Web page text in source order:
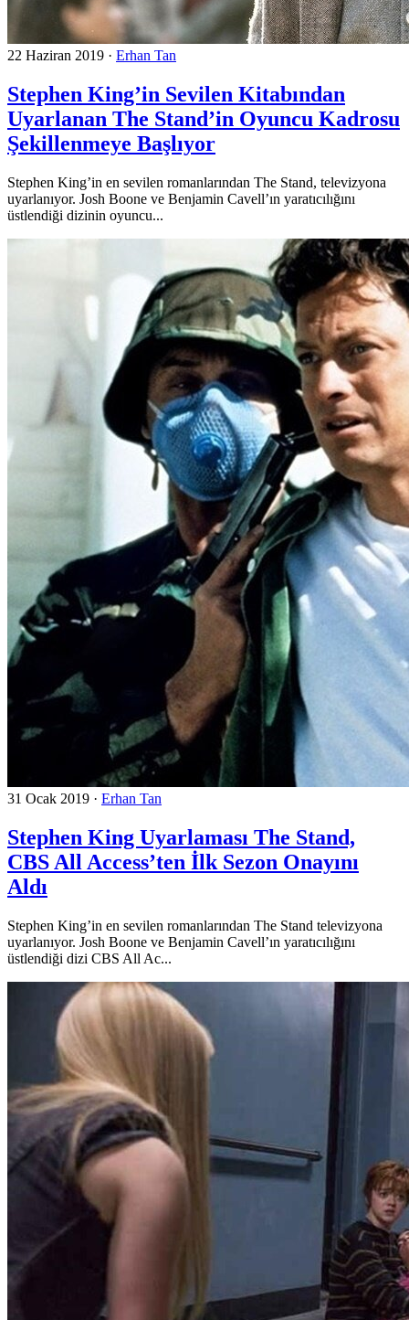
22 Haziran 2019 · Erhan Tan
Stephen King’in Sevilen Kitabından
Uyarlanan The Stand’in Oyuncu Kadrosu
Şekillenmeye Başlıyor
Stephen King’in en sevilen romanlarından The Stand, televizyona
uyarlanıyor. Josh Boone ve Benjamin Cavell’ın yaratıcılığını
üstlendiği dizinin oyuncu...
31 Ocak 2019 · Erhan Tan
Stephen King Uyarlaması The Stand,
CBS All Access’ten İlk Sezon Onayını
Aldı
Stephen King’in en sevilen romanlarından The Stand televizyona
uyarlanıyor. Josh Boone ve Benjamin Cavell’ın yaratıcılığını
üstlendiği dizi CBS All Ac...